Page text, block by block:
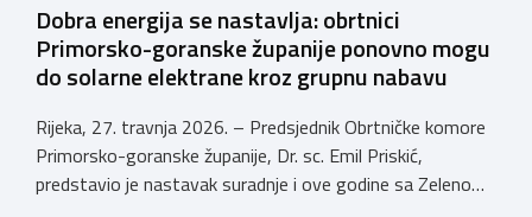
Dobra energija se nastavlja: obrtnici
Primorsko-goranske županije ponovno mogu
do solarne elektrane kroz grupnu nabavu
Rijeka, 27. travnja 2026. – Predsjednik Obrtničke komore
Primorsko-goranske županije, Dr. sc. Emil Priskić,
predstavio je nastavak suradnje i ove godine sa Zelenom